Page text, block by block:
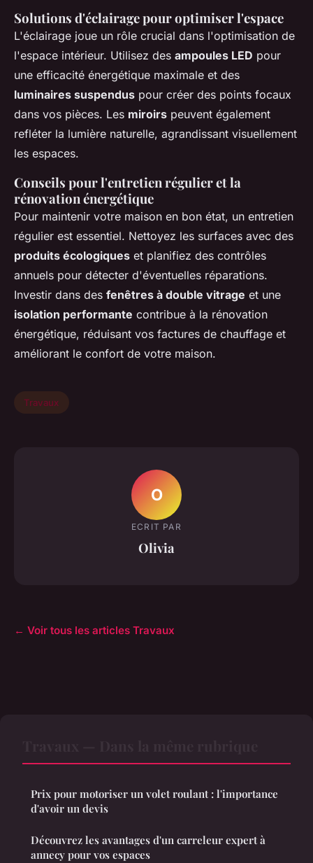
Solutions d'éclairage pour optimiser l'espace
L'éclairage joue un rôle crucial dans l'optimisation de
l'espace intérieur. Utilisez des ampoules LED pour
une efficacité énergétique maximale et des
luminaires suspendus pour créer des points focaux
dans vos pièces. Les miroirs peuvent également
refléter la lumière naturelle, agrandissant visuellement
les espaces.
Conseils pour l'entretien régulier et la
rénovation énergétique
Pour maintenir votre maison en bon état, un entretien
régulier est essentiel. Nettoyez les surfaces avec des
produits écologiques et planifiez des contrôles
annuels pour détecter d'éventuelles réparations.
Investir dans des fenêtres à double vitrage et une
isolation performante contribue à la rénovation
énergétique, réduisant vos factures de chauffage et
améliorant le confort de votre maison.
Travaux
O
ECRIT PAR
Olivia
← Voir tous les articles Travaux
Prix pour motoriser un volet roulant : l'importance
d'avoir un devis
Découvrez les avantages d'un carreleur expert à
annecy pour vos espaces